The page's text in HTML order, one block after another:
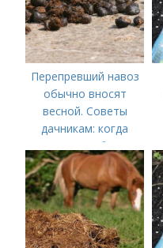
Перепревший навоз
обычно вносят
весной. Советы
дачникам: когда
вносить удобрение
— весной или осенью
(СОВЕТЫ ОПЫТНЫХ)